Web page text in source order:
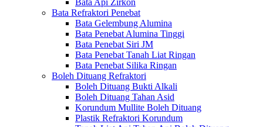
Bata Api Zirkon
Bata Refraktori Penebat
Bata Gelembung Alumina
Bata Penebat Alumina Tinggi
Bata Penebat Siri JM
Bata Penebat Tanah Liat Ringan
Bata Penebat Silika Ringan
Boleh Dituang Refraktori
Boleh Dituang Bukti Alkali
Boleh Dituang Tahan Asid
Korundum Mullite Boleh Dituang
Plastik Refraktori Korundum